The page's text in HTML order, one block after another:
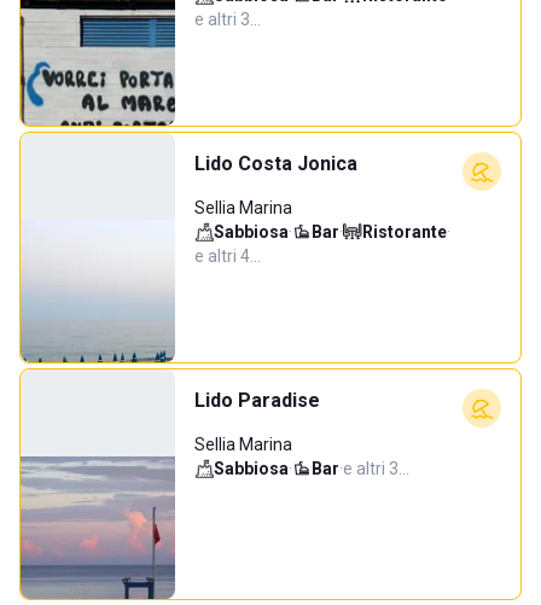
e altri 3…
Lido Costa Jonica
Sellia Marina
Sabbiosa· Bar· Ristorante·
e altri 4…
Lido Paradise
Sellia Marina
Sabbiosa· Bar·e altri 3…